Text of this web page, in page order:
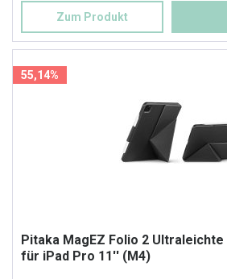
Zum Produkt
55,14%
Pitaka MagEZ Folio 2
für iPad Pro 11'' (M4)